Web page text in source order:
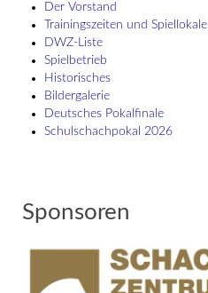
Der Vorstand
Trainingszeiten und Spiellokale
DWZ-Liste
Spielbetrieb
Historisches
Bildergalerie
Deutsches Pokalfinale
Schulschach­pokal 2026
Sponsoren